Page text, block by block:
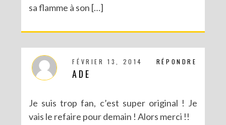
sa flamme à son […]
RÉPONDRE
FÉVRIER 13, 2014
ADE
Je suis trop fan, c’est super original ! Je
vais le refaire pour demain ! Alors merci !!